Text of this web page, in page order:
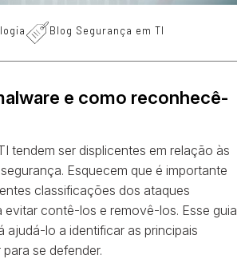
e como reconhecê-
Blog Segurança em TI
tendem ser displicentes em relação às
Esquecem que é importante
classificações dos ataques
evitar contê-los e removê-los. Esse guia
ajudá-lo a identificar as principais
se defender.